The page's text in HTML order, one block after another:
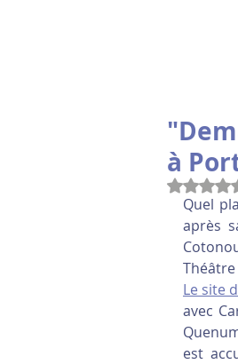
à
Noté
Quel
après
Le site
avec
est